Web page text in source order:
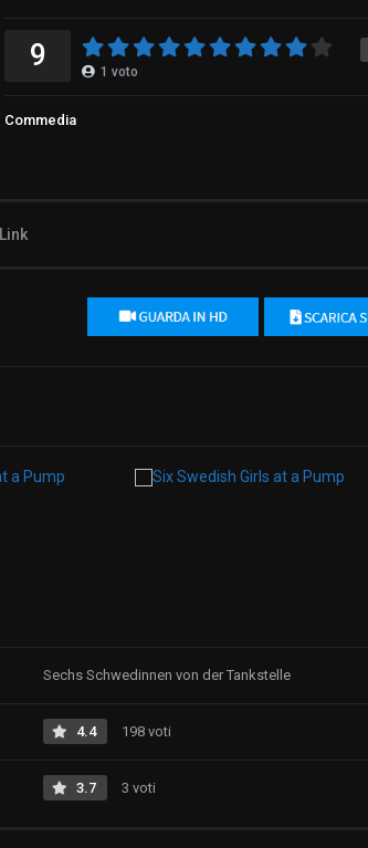
9 1 voto
Commedia
Link
Sechs Schwedinnen von der Tankstelle
4.4 198 voti
3.7 3 voti